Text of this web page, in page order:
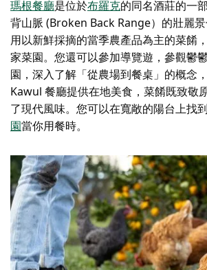
瑪根餐廳是位於布羅克的同名酒莊的一
背山脈 (Broken Back Range）的壯麗
用以新鮮採摘的當季農產品為主的菜餚
家菜園。您還可以參加導覽遊，參觀鬱
園，深入了解「從農場到餐桌」的概念
Kawul 餐廳提供在地美食，菜餚既致敬
了現代風味。您可以在寬敞的陽台上找
園當你用餐時。